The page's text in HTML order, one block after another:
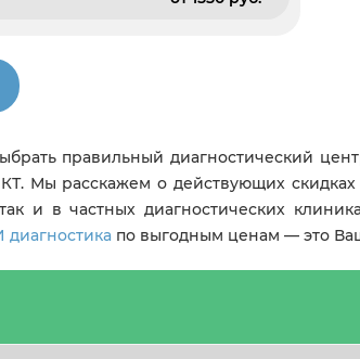
правильный диагностический
Мы расскажем о действующих
и в частных диагностических
диагностика по выгодным ценам — это